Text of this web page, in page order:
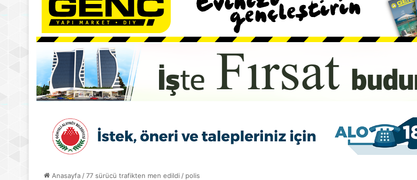
Anasayfa /77 sürücü trafikten men edildi / polis